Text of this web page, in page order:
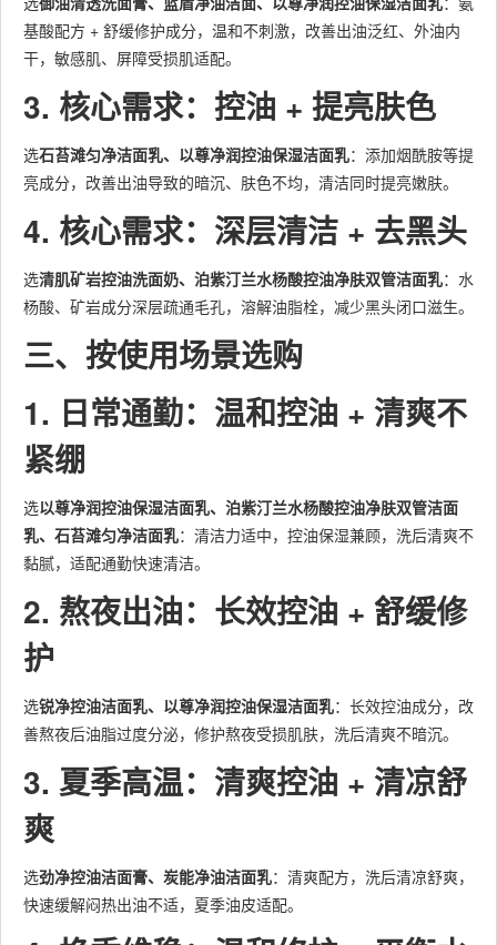
基酸配方 + 舒缓修护成分，温和不刺激，改善出油泛红、外油内
干，敏感肌、屏障受损肌适配。
3. 核心需求：控油 + 提亮肤色
选石苔滩匀净洁面乳、以尊净润控油保湿洁面乳：添加烟酰胺等提
亮成分，改善出油导致的暗沉、肤色不均，清洁同时提亮嫩肤。
4. 核心需求：深层清洁 + 去黑头
选清肌矿岩控油洗面奶、泊紫汀兰水杨酸控油净肤双管洁面乳：水
杨酸、矿岩成分深层疏通毛孔，溶解油脂栓，减少黑头闭口滋生。
三、按使用场景选购
1. 日常通勤：温和控油 + 清爽不
紧绷
选以尊净润控油保湿洁面乳、泊紫汀兰水杨酸控油净肤双管洁面
乳、石苔滩匀净洁面乳：清洁力适中，控油保湿兼顾，洗后清爽不
黏腻，适配通勤快速清洁。
2. 熬夜出油：长效控油 + 舒缓修
护
选锐净控油洁面乳、以尊净润控油保湿洁面乳：长效控油成分，改
善熬夜后油脂过度分泌，修护熬夜受损肌肤，洗后清爽不暗沉。
3. 夏季高温：清爽控油 + 清凉舒
爽
选劲净控油洁面膏、炭能净油洁面乳：清爽配方，洗后清凉舒爽，
快速缓解闷热出油不适，夏季油皮适配。